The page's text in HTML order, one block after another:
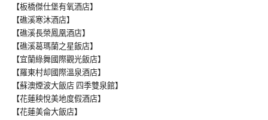
【板橋傑仕堡有氧酒店】
【礁溪寒沐酒店】
【礁溪長榮鳳凰酒店】
【礁溪葛瑪蘭之星飯店】
【宜蘭綠舞國際觀光飯店】
【羅東村却國際溫泉酒店】
【蘇澳煙波大飯店 四季雙泉館】
【花蓮秧悅美地度假酒店】
【花蓮美侖大飯店】